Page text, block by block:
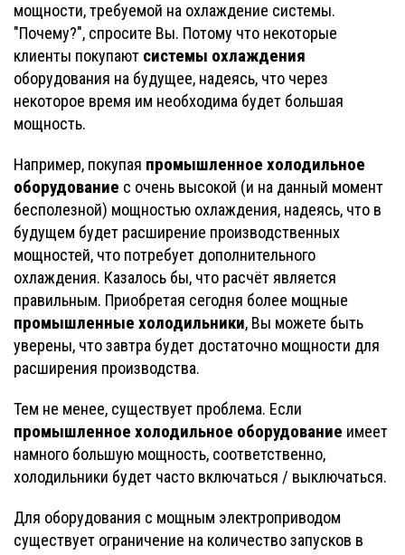
мощности, требуемой на охлаждение системы.
"Почему?", спросите Вы. Потому что некоторые
клиенты покупают системы охлаждения
оборудования на будущее, надеясь, что через
некоторое время им необходима будет большая
мощность.
Например, покупая промышленное холодильное
оборудование с очень высокой (и на данный момент
бесполезной) мощностью охлаждения, надеясь, что в
будущем будет расширение производственных
мощностей, что потребует дополнительного
охлаждения. Казалось бы, что расчёт является
правильным. Приобретая сегодня более мощные
промышленные холодильники, Вы можете быть
уверены, что завтра будет достаточно мощности для
расширения производства.
Тем не менее, существует проблема. Если
промышленное холодильное оборудование имеет
намного большую мощность, соответственно,
холодильники будет часто включаться / выключаться.
Для оборудования с мощным электроприводом
существует ограничение на количество запусков в